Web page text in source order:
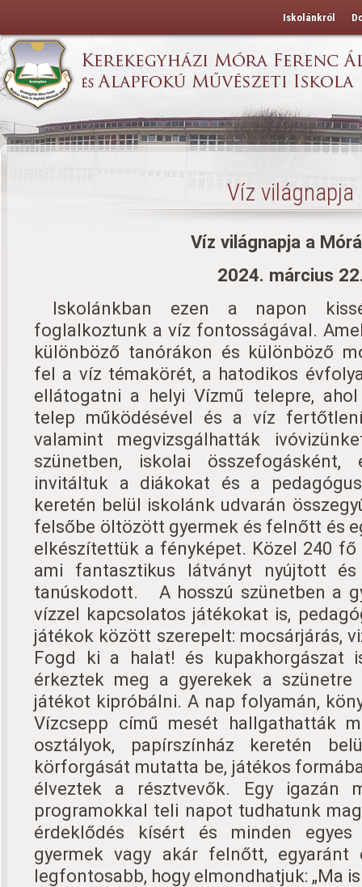
Iskolánkról
Víz világnapja
Víz világnapja a
2024. március
Iskolánkban ezen a napon
foglalkoztunk a víz fontosságával.
különböző tanórákon és különböző
fel a víz témakörét, a hatodikos
ellátogatni a helyi Vízmű telepre,
telep működésével és a víz
valamint megvizsgálhatták
szünetben, iskolai
invitáltuk a diákokat és a
keretén belül iskolánk udvarán
felsőbe öltözött gyermek és felnőtt és
elkészítettük a fényképet. Közel 240
ami fantasztikus látványt nyújtott
tanúskodott. A hosszú szünetben a
vízzel kapcsolatos játékokat is,
játékok között szerepelt: mocsárjárás,
Fogd ki a halat! és kupakhorgászat
érkeztek meg a gyerekek a szünetre
játékot kipróbálni. A nap folyamán,
Vízcsepp című mesét hallgathatták
osztályok, papírszínház keretén
körforgását mutatta be, játékos
élveztek a résztvevők. Egy igazán
programokkal teli napot tudhatunk
érdeklődés kísért és minden egyes
gyermek vagy akár felnőtt,
legfontosabb, hogy elmondhatjuk: „Ma